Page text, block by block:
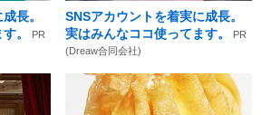
長。
。
PR
SNSアカウントを着実に成長。
実はみんなココ使ってます。
PR
(Dreaw合同会社)